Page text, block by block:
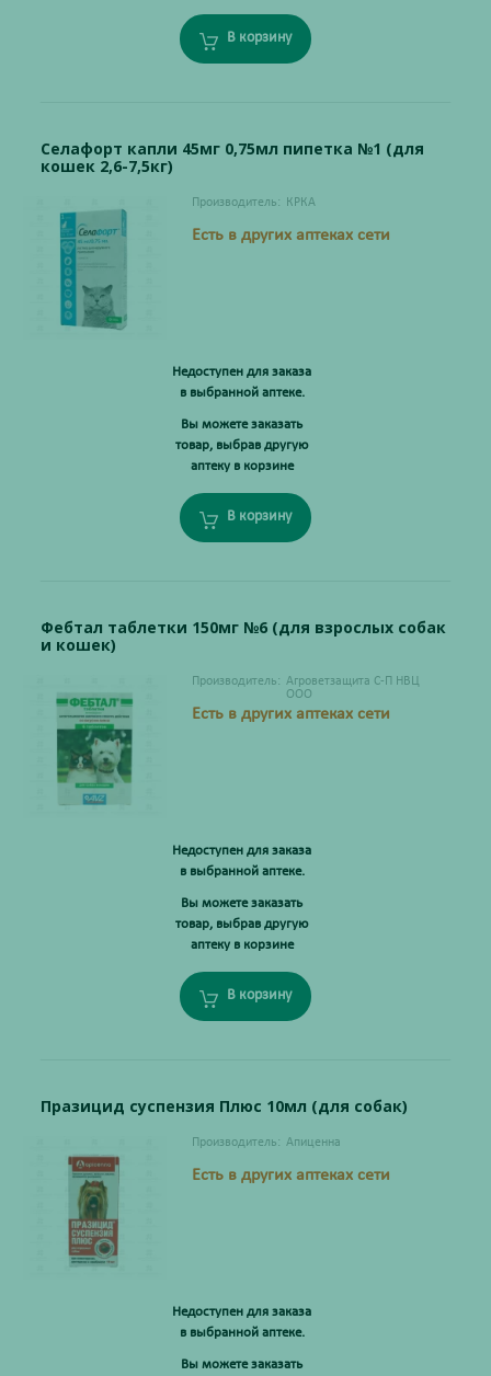
В корзину
Селафорт капли 45мг 0,75мл пипетка №1 (для
кошек 2,6-7,5кг)
Производитель: КРКА
Есть в других аптеках сети
Недоступен для заказа
в выбранной аптеке.
Вы можете заказать
товар, выбрав другую
аптеку в корзине
В корзину
Фебтал таблетки 150мг №6 (для взрослых собак
и кошек)
Производитель: Агроветзащита С-П НВЦ
ООО
Есть в других аптеках сети
Недоступен для заказа
в выбранной аптеке.
Вы можете заказать
товар, выбрав другую
аптеку в корзине
В корзину
Празицид суспензия Плюс 10мл (для собак)
Производитель: Апиценна
Есть в других аптеках сети
Недоступен для заказа
в выбранной аптеке.
Вы можете заказать